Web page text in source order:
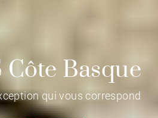
Côte Basque
qui vous correspond